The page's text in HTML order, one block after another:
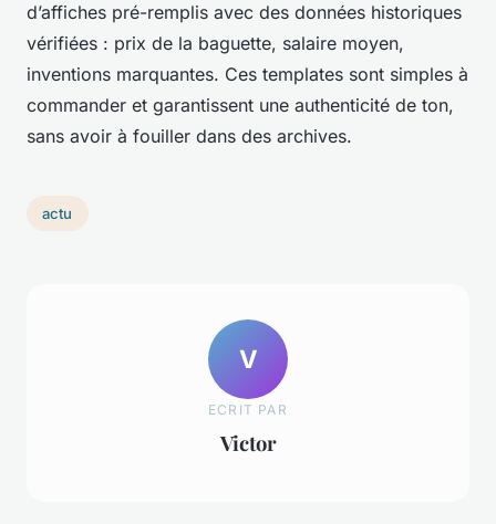
d’affiches pré-remplis avec des données historiques
vérifiées : prix de la baguette, salaire moyen,
inventions marquantes. Ces templates sont simples à
commander et garantissent une authenticité de ton,
sans avoir à fouiller dans des archives.
actu
V
ECRIT PAR
Victor